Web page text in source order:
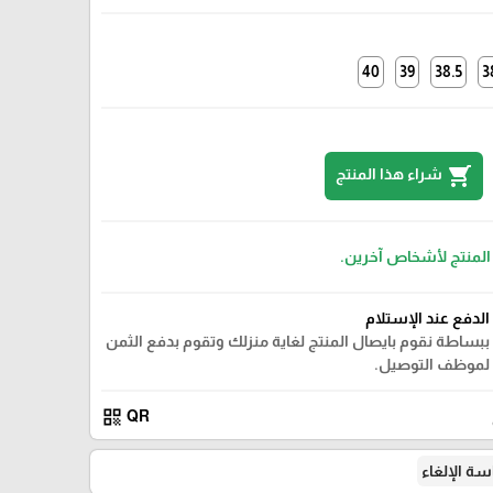
38.5
39
40
shopping_cart شراء هذا المنتج
المنتج لأشخاص آخرين.
الدفع عند الإستلام
ببساطة نقوم بايصال المنتج لغاية منزلك وتقوم بدفع الثمن
لموظف التوصيل.
QR
qr_code
الإلغاء